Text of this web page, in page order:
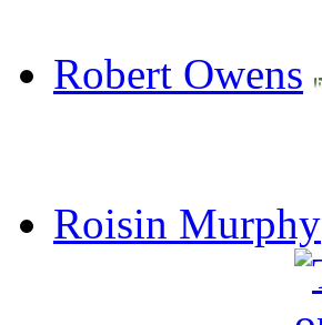
Robert Owens
Roisin Murphy